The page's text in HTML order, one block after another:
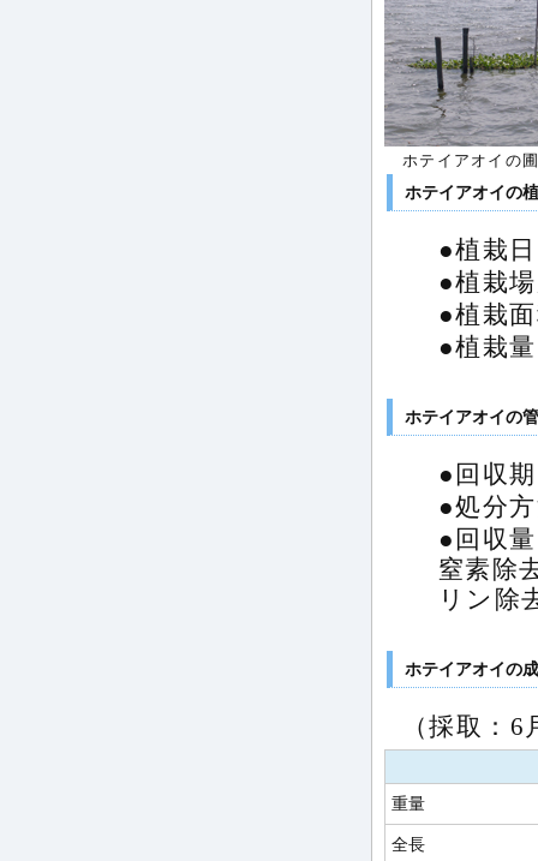
ホテイアオイの
ホテイアオイの
●植栽
●植栽
●植栽
●植栽
ホテイアオイの
●回収
●処分
●回収
窒素除
リン除
ホテイアオイの
（採取：
重量
全長